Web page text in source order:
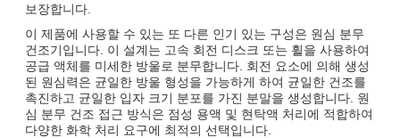
보장합니다.
이 제품에 사용할 수 있는 또 다른 인기 있는 구성은 원심 분무
건조기입니다. 이 설계는 고속 회전 디스크 또는 휠을 사용하여
공급 액체를 미세한 방울로 분무합니다. 회전 요소에 의해 생성
된 원심력은 균일한 방울 형성을 가능하게 하여 균일한 건조를
촉진하고 균일한 입자 크기 분포를 가진 분말을 생성합니다. 원
심 분무 건조 접근 방식은 점성 용액 및 현탁액 처리에 적합하여
다양한 화학 처리 요구에 최적의 선택입니다.